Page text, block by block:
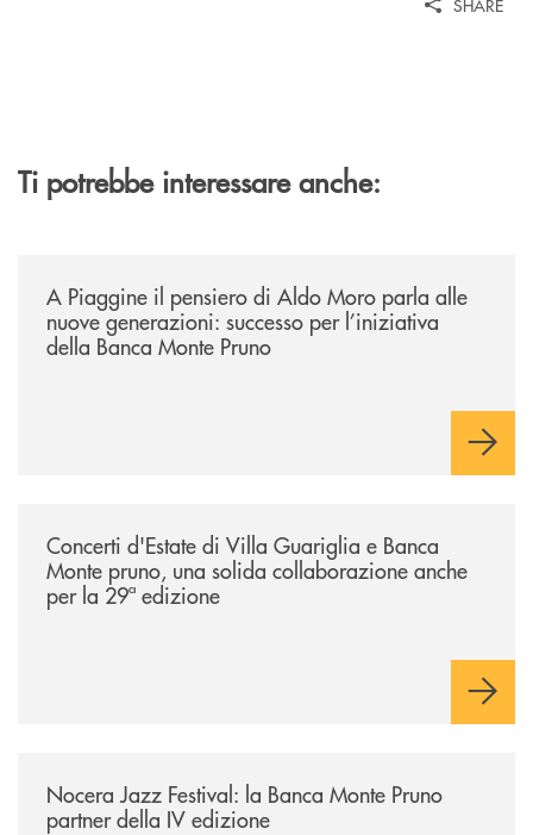
Ti potrebbe interessare anche:
A Piaggine il pensiero di Aldo Moro parla alle
nuove generazioni: successo per l’iniziativa
della Banca Monte Pruno
Concerti d'Estate di Villa Guariglia e Banca
Monte pruno, una solida collaborazione anche
per la 29ª edizione
Nocera Jazz Festival: la Banca Monte Pruno
partner della IV edizione